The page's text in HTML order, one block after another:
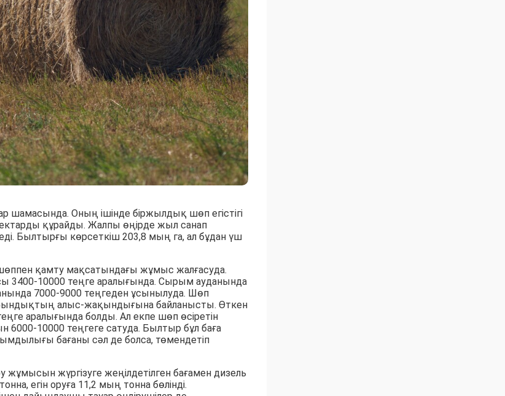
Оның ішінде біржылдық шөп егістігі
құрайды. Жалпы өңірде жыл санап
Былтырғы көрсеткіш 203,8 мың га, ал бұдан үш
қамту мақсатындағы жұмыс жалғасуда.
3400-10000 теңге аралығында. Сырым ауданында
7000-9000 теңгеден ұсынылуда. Шөп
алыс-жақындығына байланысты. Өткен
аралығында болды. Ал екпе шөп өсіретін
10000 теңгеге сатуда. Былтыр бұл баға
бағаны сәл де болса, төмендетіп
жүргізуге жеңілдетілген бағамен дизель
егін оруға 11,2 мың тонна бөлінді.